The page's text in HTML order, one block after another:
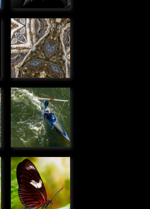
Kaléidoscope
» Graphique
Passer
dans la
porte
» Humanité
Heliconius
doris
» Microcosmos